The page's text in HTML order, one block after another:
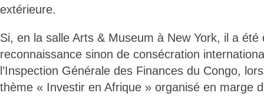
extérieure.
Si, en la salle Arts & Museum à New York, il a été
reconnaissance sinon de consécration
l’Inspection Générale des Finances du Congo,
thème « Investir en Afrique » organisé en marge